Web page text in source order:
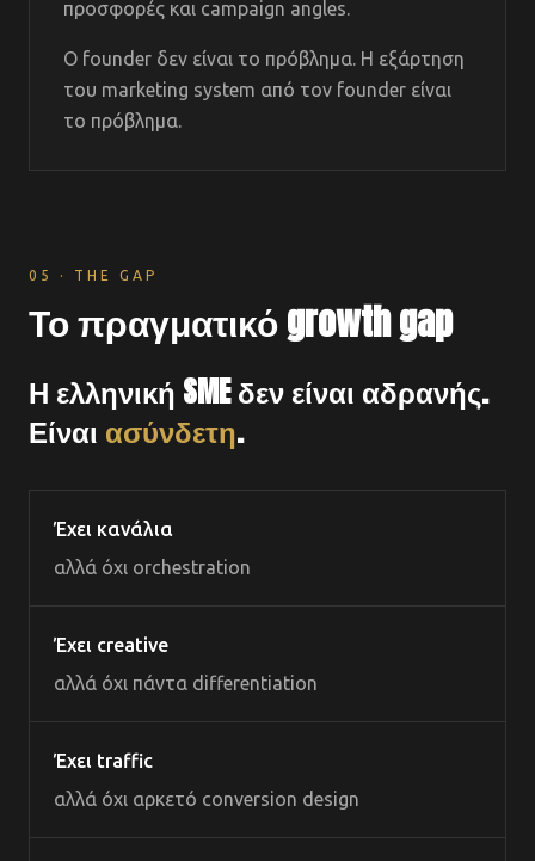
προσφορές και campaign angles.
Ο founder δεν είναι το πρόβλημα. Η εξάρτηση
του marketing system από τον founder είναι
το πρόβλημα.
05 · THE GAP
Το πραγματικό growth gap
Η ελληνική SME δεν είναι αδρανής.
Είναι ασύνδετη.
Έχει κανάλια
αλλά όχι orchestration
Έχει creative
αλλά όχι πάντα differentiation
Έχει traffic
αλλά όχι αρκετό conversion design